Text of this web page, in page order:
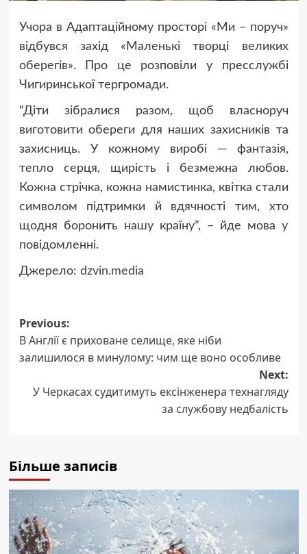
Учора в Адаптаційному просторі «Ми – поруч»
відбувся захід «Маленькі творці великих
оберегів». Про це розповіли у пресслужбі
Чигиринської тергромади.
“Діти зібралися разом, щоб власноруч
виготовити обереги для наших захисників та
захисниць. У кожному виробі — фантазія,
тепло серця, щирість і безмежна любов.
Кожна стрічка, кожна намистинка, квітка стали
символом підтримки й вдячності тим, хто
щодня боронить нашу країну”, – йде мова у
повідомленні.
Джерело: dzvin.media
Post
navigation
Previous:
В Англії є приховане селище, яке ніби
залишилося в минулому: чим ще воно особливе
Next:
У Черкасах судитимуть ексінженера технагляду
за службову недбалість
Більше записів